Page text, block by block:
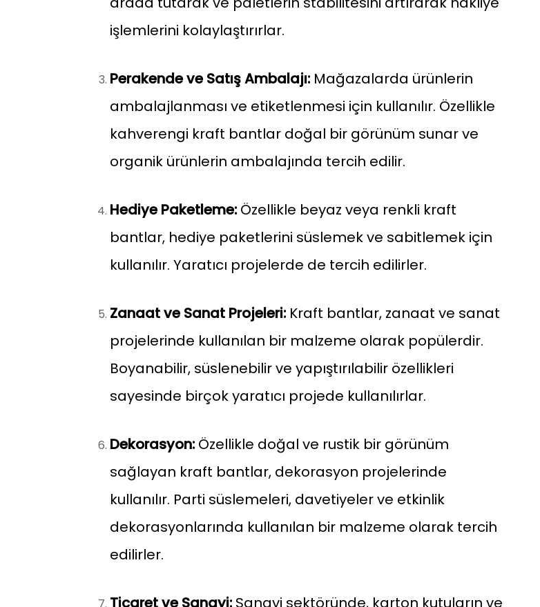
işlemlerini kolaylaştırırlar.
Perakende ve Satış Ambalajı: Mağazalarda ürünlerin
ambalajlanması ve etiketlenmesi için kullanılır. Özellikle
kahverengi kraft bantlar doğal bir görünüm sunar ve
organik ürünlerin ambalajında tercih edilir.
Hediye Paketleme: Özellikle beyaz veya renkli kraft
bantlar, hediye paketlerini süslemek ve sabitlemek için
kullanılır. Yaratıcı projelerde de tercih edilirler.
Zanaat ve Sanat Projeleri: Kraft bantlar, zanaat ve sanat
projelerinde kullanılan bir malzeme olarak popülerdir.
Boyanabilir, süslenebilir ve yapıştırılabilir özellikleri
sayesinde birçok yaratıcı projede kullanılırlar.
Dekorasyon: Özellikle doğal ve rustik bir görünüm
sağlayan kraft bantlar, dekorasyon projelerinde
kullanılır. Parti süslemeleri, davetiyeler ve etkinlik
dekorasyonlarında kullanılan bir malzeme olarak tercih
edilirler.
Ticaret ve Sanayi: Sanayi sektöründe, karton kutuların ve